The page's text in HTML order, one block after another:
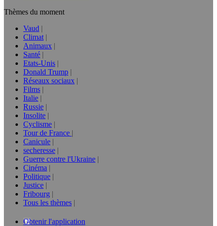
Thèmes du moment
Vaud
Climat
Animaux
Santé
Etats-Unis
Donald Trump
Réseaux sociaux
Films
Italie
Russie
Insolite
Cyclisme
Tour de France
Canicule
secheresse
Guerre contre l'Ukraine
Cinéma
Politique
Justice
Fribourg
Tous les thèmes
Obtenir l'application